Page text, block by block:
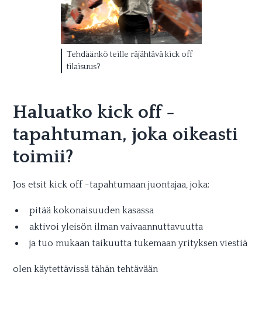
Tehdäänkö teille räjähtävä kick off
tilaisuus?
Haluatko kick off -
tapahtuman, joka oikeasti
toimii?
Jos etsit kick off -tapahtumaan juontajaa, joka:
pitää kokonaisuuden kasassa
aktivoi yleisön ilman vaivaannuttavuutta
ja tuo mukaan taikuutta tukemaan yrityksen viestiä
olen käytettävissä tähän tehtävään